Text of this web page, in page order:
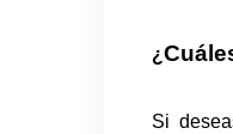
¿
Si